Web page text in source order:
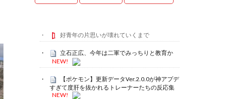
好青年の片思いが壊れていくまで
立石正広、今年は二軍でみっちりと教育か
NEW!
【ポケモン】更新データVer.2.0.0が神アプデ
すぎて度肝を抜かれるトレーナーたちの反応集
NEW!